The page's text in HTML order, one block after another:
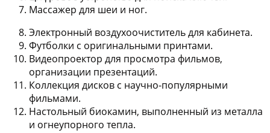
Массажер для шеи и ног.
Электронный воздухоочистительдля кабинета.
Футболки с оригинальными принтами.
Видеопроектор для просмотра фильмов,
организации презентаций.
Коллекция дисков с научно-популярными
фильмами.
Настольный биокамин, выполненный из металла
и огнеупорного тепла.